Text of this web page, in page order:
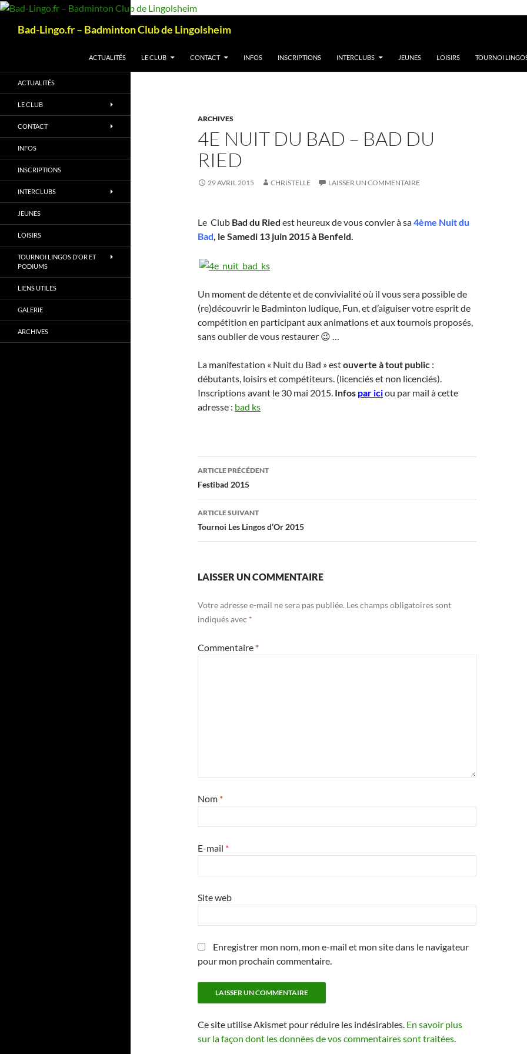
Aller
contenuBad-Lingo.fr – Badminton Club de Lingolsheim
ACTUALITÉS LE CLUB CONTACT INFOS INSCRIPTIONS INTERCLUBS JEUNES LOISIRS TOURNOI
ARCHIVES
4E NUIT DU BAD – BAD DU
RIED
29 AVRIL 2015 CHRISTELLE LAISSER UN COMMENTAIRE
Le Club Bad du Ried est heureux de vous convier à sa4ème Nuit du
Bad, le Samedi 13 juin 2015 à Benfeld.
Un moment de détente et de convivialité où il vous sera possible de
(re)découvrir le Badminton ludique, Fun, et d’aiguiser votre esprit de
compétition en participant aux animations et aux tournois proposés,
sans oublier de vous restaurer 😉 …
La manifestation « Nuitdu Bad » estouverte à tout public :
débutants, loisirs et compétiteurs. (licenciés et non licenciés).
Inscriptions avant le 30 mai 2015. Infos par iciou par mail à cette
adresse : bad ks
Navigation
des
articles
ARTICLE PRÉCÉDENT
Festibad 2015
ARTICLE SUIVANT
Tournoi Les Lingos d’Or 2015
LAISSER UN COMMENTAIRE
Votre adresse e-mail ne sera pas publiée. Les champs obligatoires sont
indiqués avec *
Commentaire *
Nom *
E-mail *
Site web
Enregistrer mon nom, mon e-mail et mon site dans le navigateur
pour mon prochain commentaire.
Ce site utilise Akismet pour réduire les indésirables. En savoir plus
sur la façon dont les données de vos commentaires sont traitées.
ACTUALITÉS
LE CLUB
CONTACT
INFOS
INSCRIPTIONS
INTERCLUBS
JEUNES
LOISIRS
TOURNOI LINGOS D’OR ET
PODIUMS
LIENS UTILES
GALERIE
ARCHIVES